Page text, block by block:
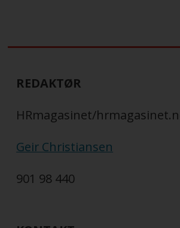
REDAKTØR
HRmagasinet/
Geir Christiansen
901 98 440